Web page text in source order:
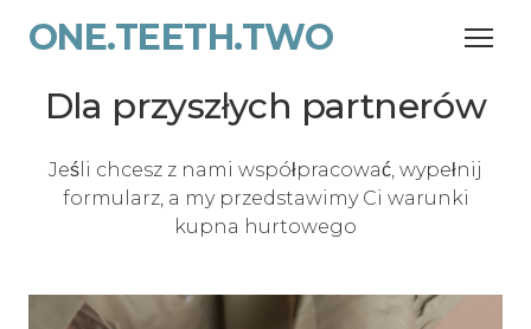
ONE.TEETH.TWO
Dla przyszłych partnerów
Jeśli chcesz z nami współpracować, wypełnij
formularz, a my przedstawimy Ci warunki
kupna hurtowego